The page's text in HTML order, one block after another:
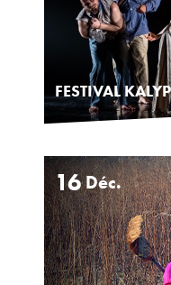
FESTIVAL
16 Déc.